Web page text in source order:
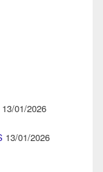
13/01/2026
13/01/2026